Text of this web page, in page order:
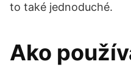
to také jednoduché.
Ako